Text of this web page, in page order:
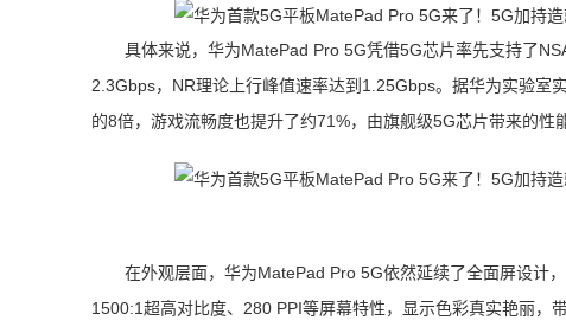
具体来说，华为MatePad Pro 5G凭借5G芯片率先支持了
2.3Gbps，NR理论上行峰值速率达到1.25Gbps。据华为实验
的8倍，游戏流畅度也提升了约71%，由旗舰级5G芯片带来的性
在外观层面，华为MatePad Pro 5G依然延续了全面屏设计
1500:1超高对比度、280 PPI等屏幕特性，显示色彩真实艳丽，